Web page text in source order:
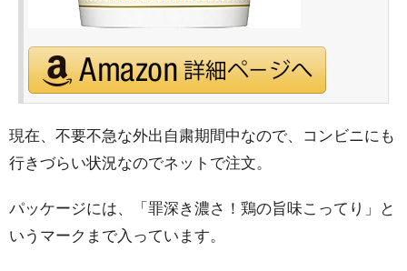
現在、不要不急な外出自粛期間中なので、コンビニにも
行きづらい状況なのでネットで注文。
パッケージには、「罪深き濃さ！鶏の旨味こってり」と
いうマークまで入っています。